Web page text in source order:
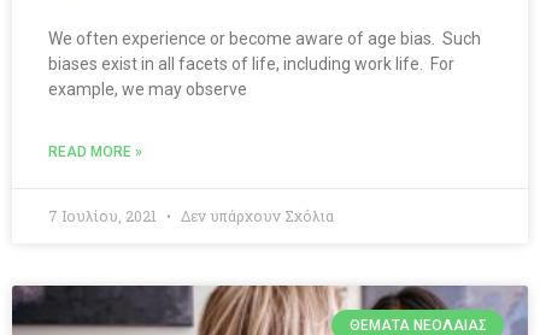
We often experience or become aware of age bias. Such
biases exist in all facets of life, including work life. For
example, we may observe
READ MORE »
7 Ιουλίου, 2021 Δεν υπάρχουν Σχόλια
ΘΈΜΑΤΑ ΝΕΟΛΑΊΑΣ